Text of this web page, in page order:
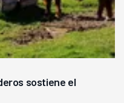
sostiene el